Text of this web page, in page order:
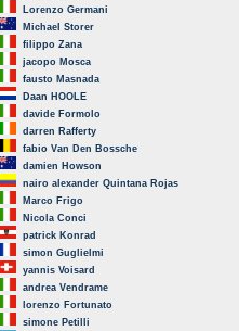
Lorenzo Germani
Michael Storer
filippo Zana
jacopo Mosca
fausto Masnada
Daan HOOLE
davide Formolo
darren Rafferty
fabio Van Den Bossche
damien Howson
nairo alexander Quintana Rojas
Marco Frigo
Nicola Conci
patrick Konrad
simon Guglielmi
yannis Voisard
andrea Vendrame
lorenzo Fortunato
simone Petilli